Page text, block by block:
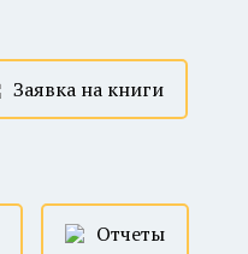
Заявка на книги
Отчеты